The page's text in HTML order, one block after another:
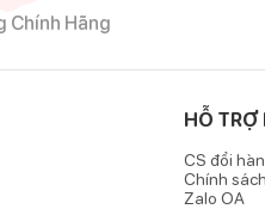
của sản phẩm
tiết trời ngày hè. Phần viền
màu nhuộm, các phụ liệu như
Chính Hãng
HỖ TRỢ
CS đổi
Chính
Zalo OA